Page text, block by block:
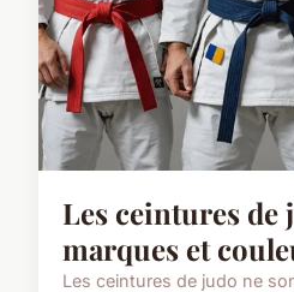
Les ceintures de
marques et
Les ceintures de judo ne